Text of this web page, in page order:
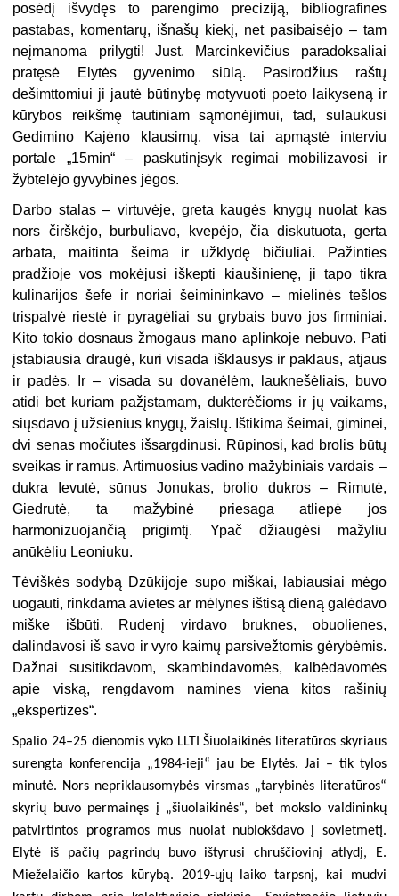
posėdį išvydęs to parengimo preciziją, bibliografines
pastabas, komentarų, išnašų kiekį, net pasibaisėjo – tam
neįmanoma prilygti! Just.
Marcinkevičius paradoksaliai
pratęsė Elytės gyvenimo siūlą. Pasirodžius raštų
dešimttomiui ji jautė būtinybę motyvuoti poeto laikyseną ir
kūrybos reikšmę tautiniam sąmonėjimui, tad, sulaukusi
Gedimino Kajėno klausimų, visa tai apmąstė interviu
portale „15min“ – paskutinįsyk regimai mobilizavosi ir
žybtelėjo gyvybinės jėgos.
Darbo stalas – virtuvėje, greta kaugės knygų nuolat kas
nors čirškėjo, burbuliavo, kvepėjo, čia diskutuota, gerta
arbata, maitinta šeima ir užklydę bičiuliai. Pažinties
pradžioje vos mokėjusi iškepti kiaušinienę, ji tapo tikra
kulinarijos šefe ir noriai šeimininkavo – mielinės tešlos
trispalvė riestė ir pyragėliai su grybais buvo jos firminiai.
Kito tokio dosnaus žmogaus mano aplinkoje nebuvo. Pati
įstabiausia draugė, kuri visada išklausys ir paklaus, atjaus
ir padės. Ir – visada su dovanėlėm, lauknešėliais, buvo
atidi bet kuriam pažįstamam, dukterėčioms ir jų vaikams,
siųsdavo į užsienius knygų, žaislų. Ištikima šeimai, giminei,
dvi senas močiutes išsargdinusi. Rūpinosi, kad brolis būtų
sveikas ir ramus. Artimuosius vadino mažybiniais vardais –
dukra Ievutė, sūnus Jonukas, brolio dukros – Rimutė,
Giedrutė, ta mažybinė priesaga atliepė jos
harmonizuojančią prigimtį. Ypač džiaugėsi mažyliu
anūkėliu Leoniuku.
Tėviškės sodybą Dzūkijoje supo miškai, labiausiai mėgo
uogauti, rinkdama avietes ar mėlynes ištisą dieną galėdavo
miške išbūti. Rudenį virdavo bruknes, obuolienes,
dalindavosi iš savo ir vyro kaimų parsivežtomis gėrybėmis.
Dažnai susitikdavom, skambindavomės, kalbėdavomės
apie viską, rengdavom namines viena kitos rašinių
„ekspertizes“.
Spalio 24–25 dienomis vyko LLTI Šiuolaikinės literatūros skyriaus
surengta konferencija „1984-ieji“ jau be Elytės. Jai – tik tylos
minutė. Nors nepriklausomybės virsmas „tarybinės literatūros“
skyrių buvo permainęs į „šiuolaikinės“, bet mokslo valdininkų
patvirtintos programos mus nuolat nublokšdavo į sovietmetį.
Elytė iš pačių pagrindų buvo ištyrusi chruščiovinį atlydį, E.
Mieželaičio kartos kūrybą. 2019-ųjų laiko tarpsnį, kai mudvi